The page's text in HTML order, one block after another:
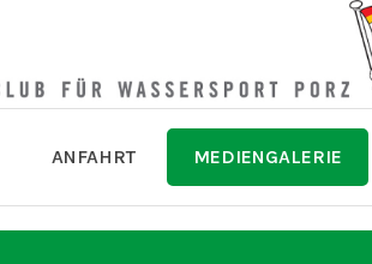
ANFAHRT MEDIENGALERIE